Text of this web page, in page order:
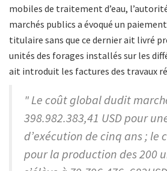
mobiles de traitement d’eau,
marchés publics a évoqué un paiement
titulaire sans que ce dernier ait livré
unités des forages installés sur les
ait introduit les factures des travaux
" Le coût global dudit
398.982.383,41 USD pour
d’exécution de cinq ans ; le
pour la production des 200